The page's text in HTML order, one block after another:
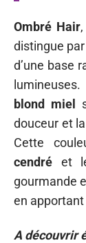
Ombré Hair
distingue
d’une base
blond miel
douceur et
Cette
cendré et
gourmande
en
A découvrir